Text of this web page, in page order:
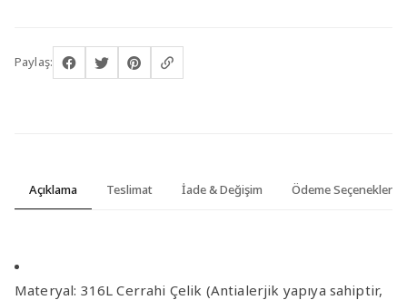
Paylaş:
Açıklama Teslimat İade & Değişim Ödeme Seçenekleri
Materyal: 316L Cerrahi Çelik (Antialerjik yapıya sahiptir,